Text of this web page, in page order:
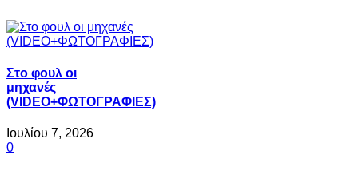
Στο φουλ οι
μηχανές
(VIDEO+ΦΩΤΟΓΡΑΦΙΕΣ)
Ιουλίου 7, 2026
0